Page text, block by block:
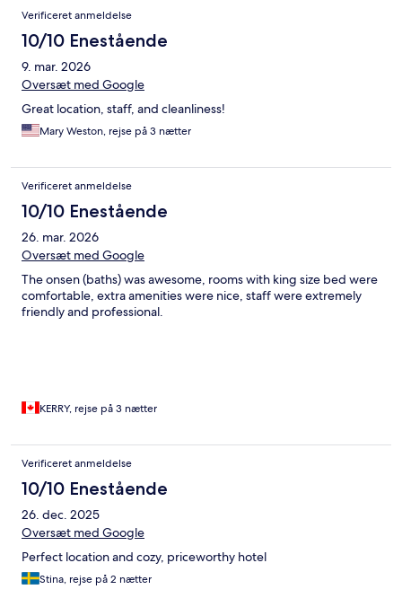
Verificeret anmeldelse
10/10 Enestående
9. mar. 2026
Oversæt med Google
Great location, staff, and cleanliness!
Mary Weston, rejse på 3 nætter
Verificeret anmeldelse
10/10 Enestående
26. mar. 2026
Oversæt med Google
The onsen (baths) was awesome, rooms with king size bed were
comfortable, extra amenities were nice, staff were extremely
friendly and professional.
KERRY, rejse på 3 nætter
Verificeret anmeldelse
10/10 Enestående
26. dec. 2025
Oversæt med Google
Perfect location and cozy, priceworthy hotel
Stina, rejse på 2 nætter